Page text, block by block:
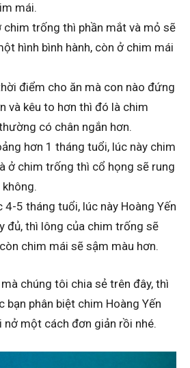
mái.
chim trống thì phần mắt và mỏ sẽ
hình bình hành, còn ở chim mái
điểm cho ăn mà con nào đứng
và kêu to hơn thì đó là chim
có chân ngắn hơn.
hơn 1 tháng tuổi, lúc này chim
ở chim trống thì cổ họng sẽ rung
5 tháng tuổi, lúc này Hoàng Yến
đủ, thì lông của chim trống sẽ
chim mái sẽ sậm màu hơn.
chúng tôi chia sẻ trên đây, thì
bạn phân biệt chim Hoàng Yến
một cách đơn giản rồi nhé.